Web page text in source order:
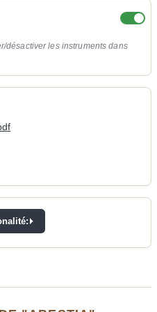
désactiver les instruments dans